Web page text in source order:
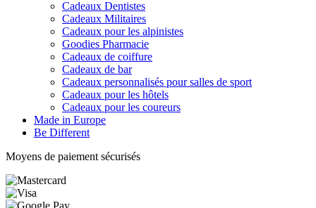
Cadeaux Dentistes
Cadeaux Militaires
Cadeaux pour les alpinistes
Goodies Pharmacie
Cadeaux de coiffure
Cadeaux de bar
Cadeaux personnalisés pour salles de sport
Cadeaux pour les hôtels
Cadeaux pour les coureurs
Made in Europe
Be Different
Moyens de paiement sécurisés